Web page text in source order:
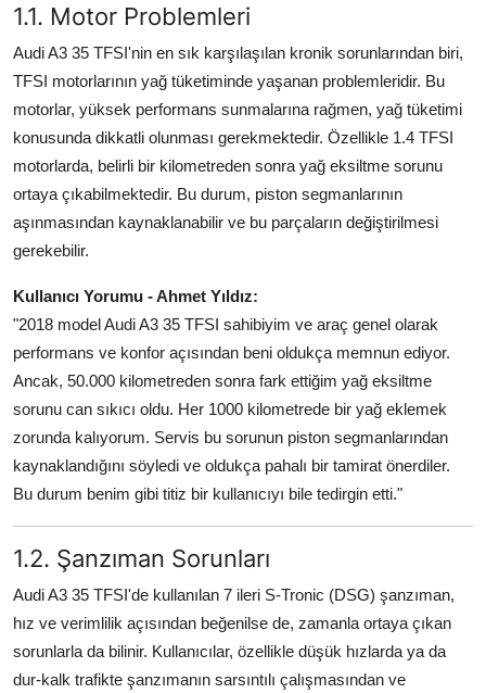
Şanzıman & Aktarma
Multimedya & Elektronik
1.1. Motor Problemleri
Audi A3 35 TFSI'nin en sık karşılaşılan kronik sorunlarından biri,
TFSI motorlarının yağ tüketiminde yaşanan problemleridir. Bu
motorlar, yüksek performans sunmalarına rağmen, yağ tüketimi
konusunda dikkatli olunması gerekmektedir. Özellikle 1.4 TFSI
motorlarda, belirli bir kilometreden sonra yağ eksiltme sorunu
ortaya çıkabilmektedir. Bu durum, piston segmanlarının
aşınmasından kaynaklanabilir ve bu parçaların değiştirilmesi
gerekebilir.
Kullanıcı Yorumu - Ahmet Yıldız:
"2018 model Audi A3 35 TFSI sahibiyim ve araç genel olarak
performans ve konfor açısından beni oldukça memnun ediyor.
Ancak, 50.000 kilometreden sonra fark ettiğim yağ eksiltme
sorunu can sıkıcı oldu. Her 1000 kilometrede bir yağ eklemek
zorunda kalıyorum. Servis bu sorunun piston segmanlarından
kaynaklandığını söyledi ve oldukça pahalı bir tamirat önerdiler.
Bu durum benim gibi titiz bir kullanıcıyı bile tedirgin etti."
1.2. Şanzıman Sorunları
Audi A3 35 TFSI'de kullanılan 7 ileri S-Tronic (DSG) şanzıman,
hız ve verimlilik açısından beğenilse de, zamanla ortaya çıkan
sorunlarla da bilinir. Kullanıcılar, özellikle düşük hızlarda ya da
dur-kalk trafikte şanzımanın sarsıntılı çalışmasından ve